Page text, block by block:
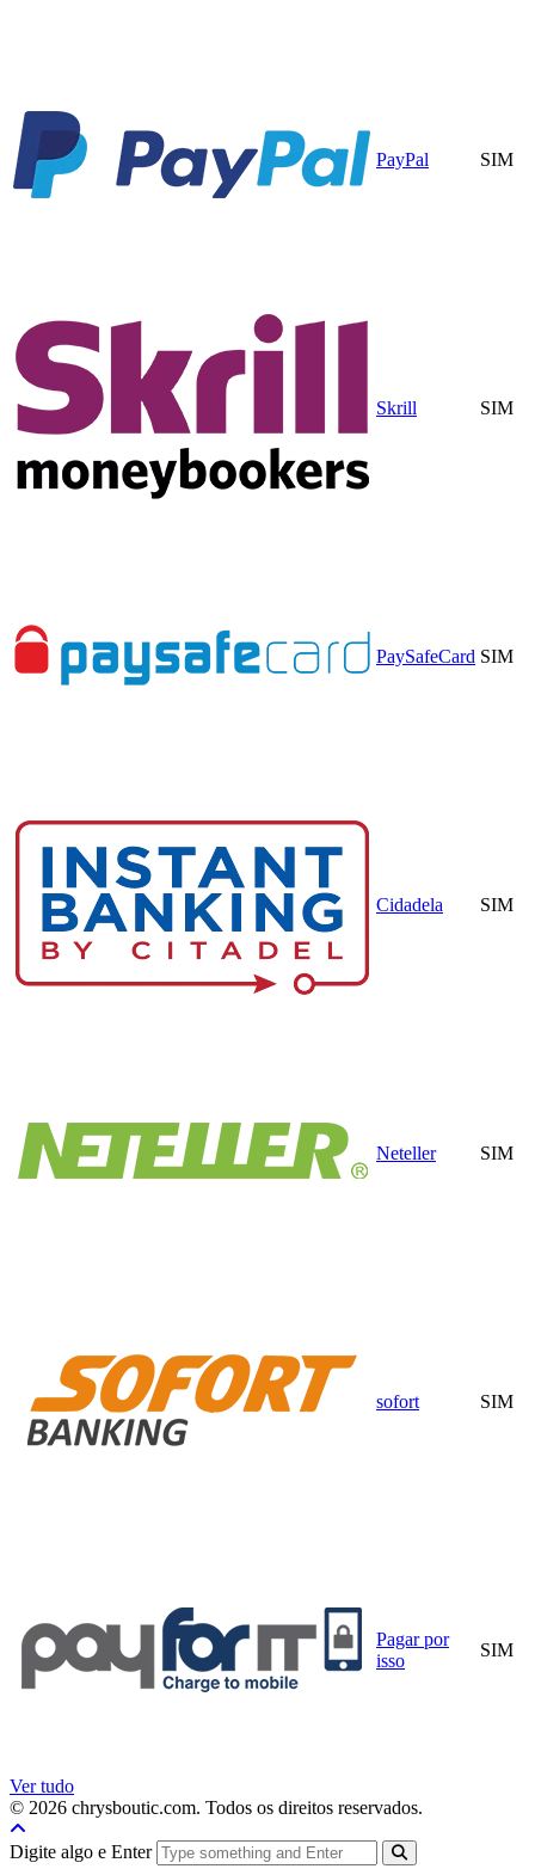
PayPal SIM
Skrill SIM
PaySafeCard SIM
Cidadela SIM
Neteller SIM
sofort SIM
Pagar por
isso
SIM
Ver tudo
© 2026 chrysboutic.com. Todos os direitos reservados.
Digite algo e Enter